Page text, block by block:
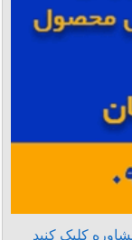
کلیک کنید